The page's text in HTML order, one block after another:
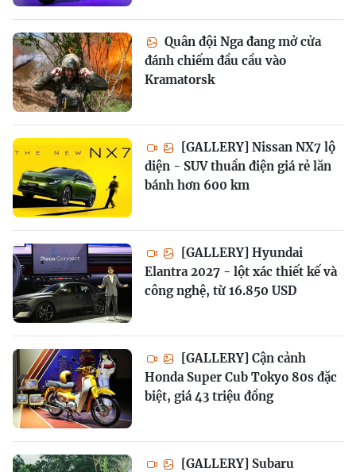
Quân đội Nga đang mở cửa
đánh chiếm đầu cầu vào
Kramatorsk
[GALLERY] Nissan NX7 lộ
diện - SUV thuần điện giá rẻ lăn
bánh hơn 600 km
[GALLERY] Hyundai
Elantra 2027 - lột xác thiết kế và
công nghệ, từ 16.850 USD
[GALLERY] Cận cảnh
Honda Super Cub Tokyo 80s đặc
biệt, giá 43 triệu đồng
[GALLERY] Subaru